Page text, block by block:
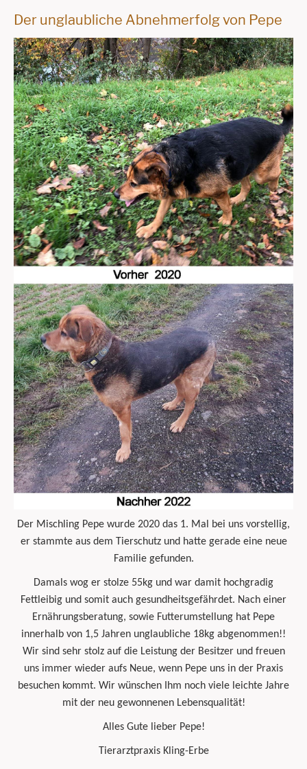
Der unglaubliche Abnehmerfolg von Pepe
Der Mischling Pepe wurde 2020 das 1. Mal bei uns vorstellig,
er stammte aus dem Tierschutz und hatte gerade eine neue
Familie gefunden.
Damals wog er stolze 55kg und war damit hochgradig
Fettleibig und somit auch gesundheitsgefährdet. Nach einer
Ernährungsberatung, sowie Futterumstellung hat Pepe
innerhalb von 1,5 Jahren unglaubliche 18kg abgenommen!!
Wir sind sehr stolz auf die Leistung der Besitzer und freuen
uns immer wieder aufs Neue, wenn Pepe uns in der Praxis
besuchen kommt. Wir wünschen Ihm noch viele leichte Jahre
mit der neu gewonnenen Lebensqualität!
Alles Gute lieber Pepe!
Tierarztpraxis Kling-Erbe